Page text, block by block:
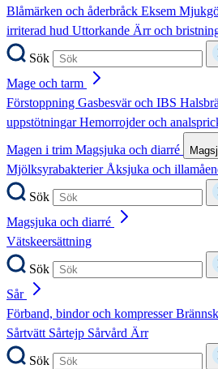
Blåmärken och åderbråck Eksem
irriterad hud Uttorkande Ärr och
Sök
Mage och tarm
Förstoppning Gasbesvär och IBS
uppstötningarHemorrojder och
Magen i trim Magsjuka och diarré
MjölksyrabakterierÅksjuka och
Sök
Magsjuka och diarré
Vätskeersättning
Sök
Sår
Förband, bindor och kompresser
Sårtvätt Sårtejp Sårvård Ärr
Sök